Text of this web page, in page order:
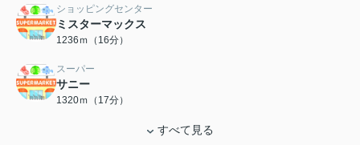
ショッピングセンター
ミスターマックス
1236ｍ（16分）
スーパー
サニー
1320ｍ（17分）
すべて見る